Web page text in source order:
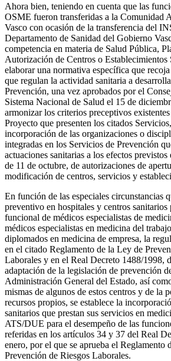
Ahora bien, teniendo en cuenta que las
OSME fueron transferidas a la Comunidad
Vasco con ocasión de la transferencia del
Departamento de Sanidad del Gobierno
competencia en materia de Salud Pública,
Autorización de Centros o Establecimientos
elaborar una normativa específica que
que regulan la actividad sanitaria a
Prevención, una vez aprobados por el
Sistema Nacional de Salud el 15 de
armonizar los criterios preceptivos
Proyecto que presenten los citados
incorporación de las organizaciones o
integradas en los Servicios de Prevención
actuaciones sanitarias a los efectos
de 11 de octubre, de autorizaciones de
modificación de centros, servicios y
En función de las especiales circunstancias
preventivo en hospitales y centros
funcional de médicos especialistas de
médicos especialistas en medicina del
diplomados en medicina de empresa, la
en el citado Reglamento de la Ley de
Laborales y en el Real Decreto 1488/1998,
adaptación de la legislación de prevención
Administración General del Estado, así
mismas de algunos de estos centros y de la
recursos propios, se establece la
sanitarios que prestan sus servicios en
ATS/DUE para el desempeño de las
referidas en los artículos 34 y 37 del Real
enero, por el que se aprueba el Reglamento
Prevención de Riesgos Laborales.